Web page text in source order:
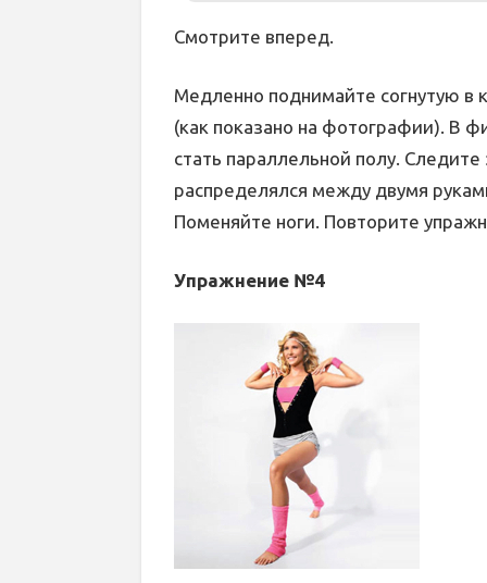
Смотрите вперед.
Медленно поднимайте согнутую в
(как показано на фотографии). В
стать параллельной полу.
распределялся между двумя
Поменяйте ноги. Повторите
Упражнение №4